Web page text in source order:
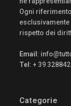
Ogni
rispetto dei
Email :
Tel : + 39
Categorie